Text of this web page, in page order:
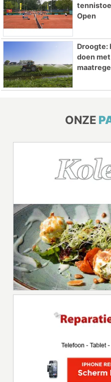
Open
Droogte:
doen
ONZE